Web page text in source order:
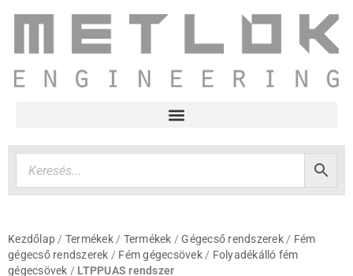
Kezdőlap / Termékek/ Termékek /Gégecső rendszerek/ Fém
gégecső rendszerek / Fém gégecsövek/ Folyadékálló fém
gégecsövek / LTPPUAS rendszer